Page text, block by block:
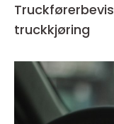
Truckførerbevis nøkkelen til trygg og effektiv
truckkjøring